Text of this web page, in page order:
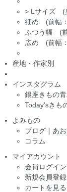
> Lサイズ (
細め (前幅
ふつう幅 (
広め (前幅
産地・作家別
インスタグラム
銀座きもの
Today'sきも
よみもの
ブログ｜あ
コラム
マイアカウント
会員ログイン
新規会員登録
カートを見る